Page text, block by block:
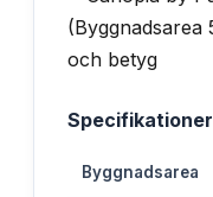
Specifikationer
Byggnadsarea